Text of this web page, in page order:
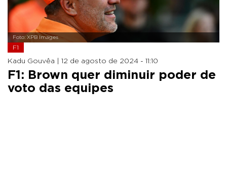
Foto: XPB Images
F1
Kadu Gouvêa | 12 de agosto de 2024 - 11:10
F1: Brown quer diminuir poder de
voto das equipes